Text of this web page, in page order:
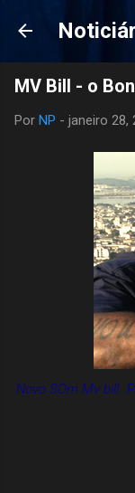
MV Bill - o
Por NP - janeiro 28,
Novo SOm Mv